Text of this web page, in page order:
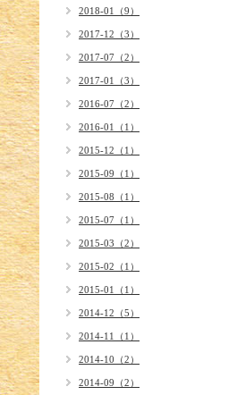
2018-01（9）
2017-12（3）
2017-07（2）
2017-01（3）
2016-07（2）
2016-01（1）
2015-12（1）
2015-09（1）
2015-08（1）
2015-07（1）
2015-03（2）
2015-02（1）
2015-01（1）
2014-12（5）
2014-11（1）
2014-10（2）
2014-09（2）